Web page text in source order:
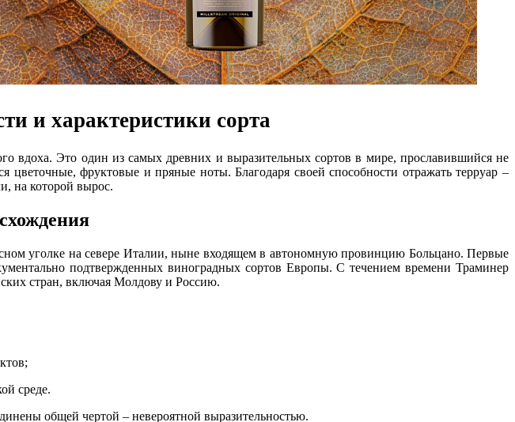
и характеристики сорта
вдоха. Это один из самых древних и выразительных сортов в мире, прославившийся не
цветочные, фруктовые и пряные ноты. Благодаря своей способности отражать терруар –
на которой вырос.
уголке на севере Италии, ныне входящем в автономную провинцию Больцано. Первые
подтвержденных виноградных сортов Европы. С течением времени Траминер
стран, включая Молдову и Россию.
среде.
общей чертой – невероятной выразительностью.